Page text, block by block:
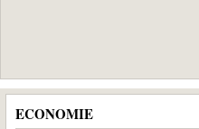
ECONOMIE